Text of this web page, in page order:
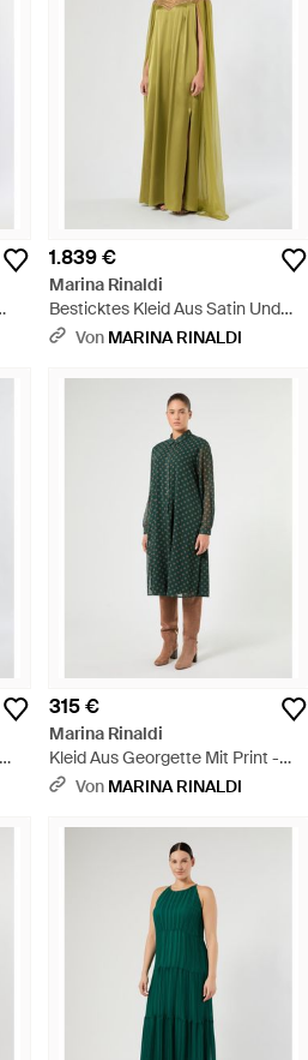
1.839 €
Marina Rinaldi
Besticktes Kleid Aus Satin Und
Chiffon - Grün
Von MARINA RINALDI
315 €
Marina Rinaldi
Kleid Aus Georgette Mit Print -
GrünVon MARINA RINALDI